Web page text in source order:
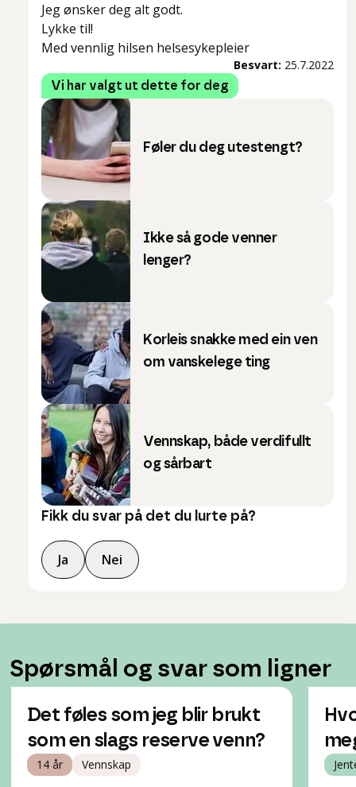
Jeg ønsker deg alt godt.
Lykke til!
Med vennlig hilsen helsesykepleier
Besvart: 25.7.2022
Vi har valgt ut dette for deg
Føler du deg utestengt?
Ikke så gode venner
lenger?
Korleis snakke med ein ven
om vanskelege ting
Vennskap, både verdifullt
og sårbart
Fikk du svar på det du lurte på?
Ja Nei
Spørsmål og svar som ligner
Det føles som jeg blir brukt
som en slags reserve venn?
14 år Vennskap